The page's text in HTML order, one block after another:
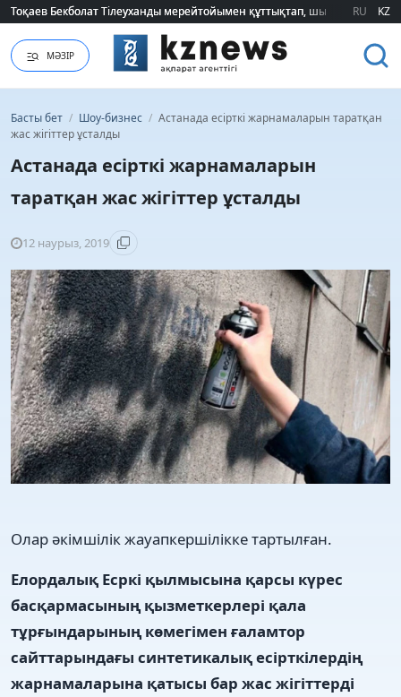
Тоқаев Бекболат Тілеуханды мерейтойымен құттықтап, шығармашылық
Тоқаев Бекболат Тілеуханды мерейтойымен құттықтап, шығармашылық
RU KZ
МӘЗІР
Басты бет / Шоу-бизнес / Астанада есірткі жарнамаларын таратқан
жас жігіттер ұсталды
Астанада есірткі жарнамаларын
таратқан жас жігіттер ұсталды
12 наурыз, 2019
Олар әкімшілік жауапкершілікке тартылған.
Елордалық Есркі қылмысына қарсы күрес
басқармасының қызметкерлері қала
тұрғындарының көмегімен ғаламтор
сайттарындағы синтетикалық есірткілердің
жарнамаларына қатысы бар жас жігіттерді